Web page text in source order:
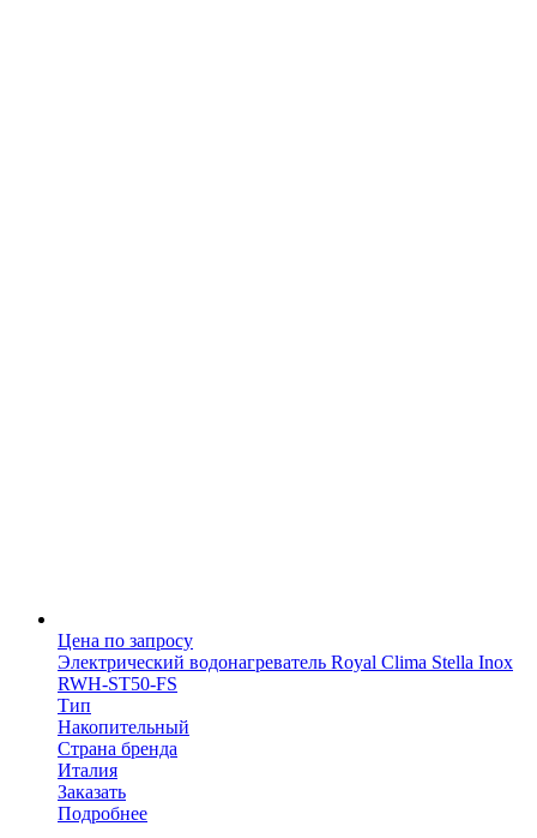
Цена по запросу
Электрический водонагреватель Royal Clima Stella Inox
RWH-ST50-FS
Тип
Накопительный
Страна бренда
Италия
Заказать
Подробнее